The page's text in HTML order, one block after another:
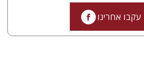
עקבו אחרינו